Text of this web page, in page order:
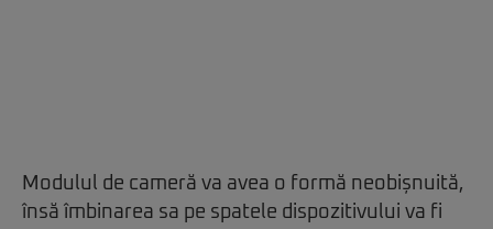
Modulul de cameră va avea o formă neobișnuită,
însă îmbinarea sa pe spatele dispozitivului va fi